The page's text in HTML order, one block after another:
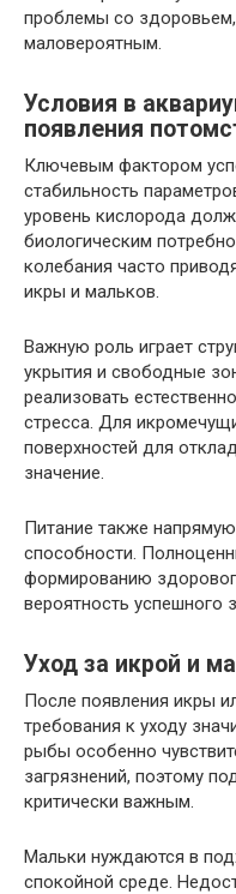
проблемы со
маловероятным.
Условия в
появления
Ключевым фактором
стабильность
уровень кислорода
биологическим
колебания часто
икры и мальков.
Важную роль играет
укрытия и свободные
реализовать
стресса. Для
поверхностей для
значение.
Питание также
способности.
формированию
вероятность успешного
Уход за икрой и
После появления икры
требования к уходу
рыбы особенно
загрязнений, поэтому
критически важным.
Мальки нуждаются в
спокойной среде.